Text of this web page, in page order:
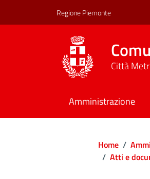
Regione Piemonte
Città
Amministrazione
Home /
/ Atti e